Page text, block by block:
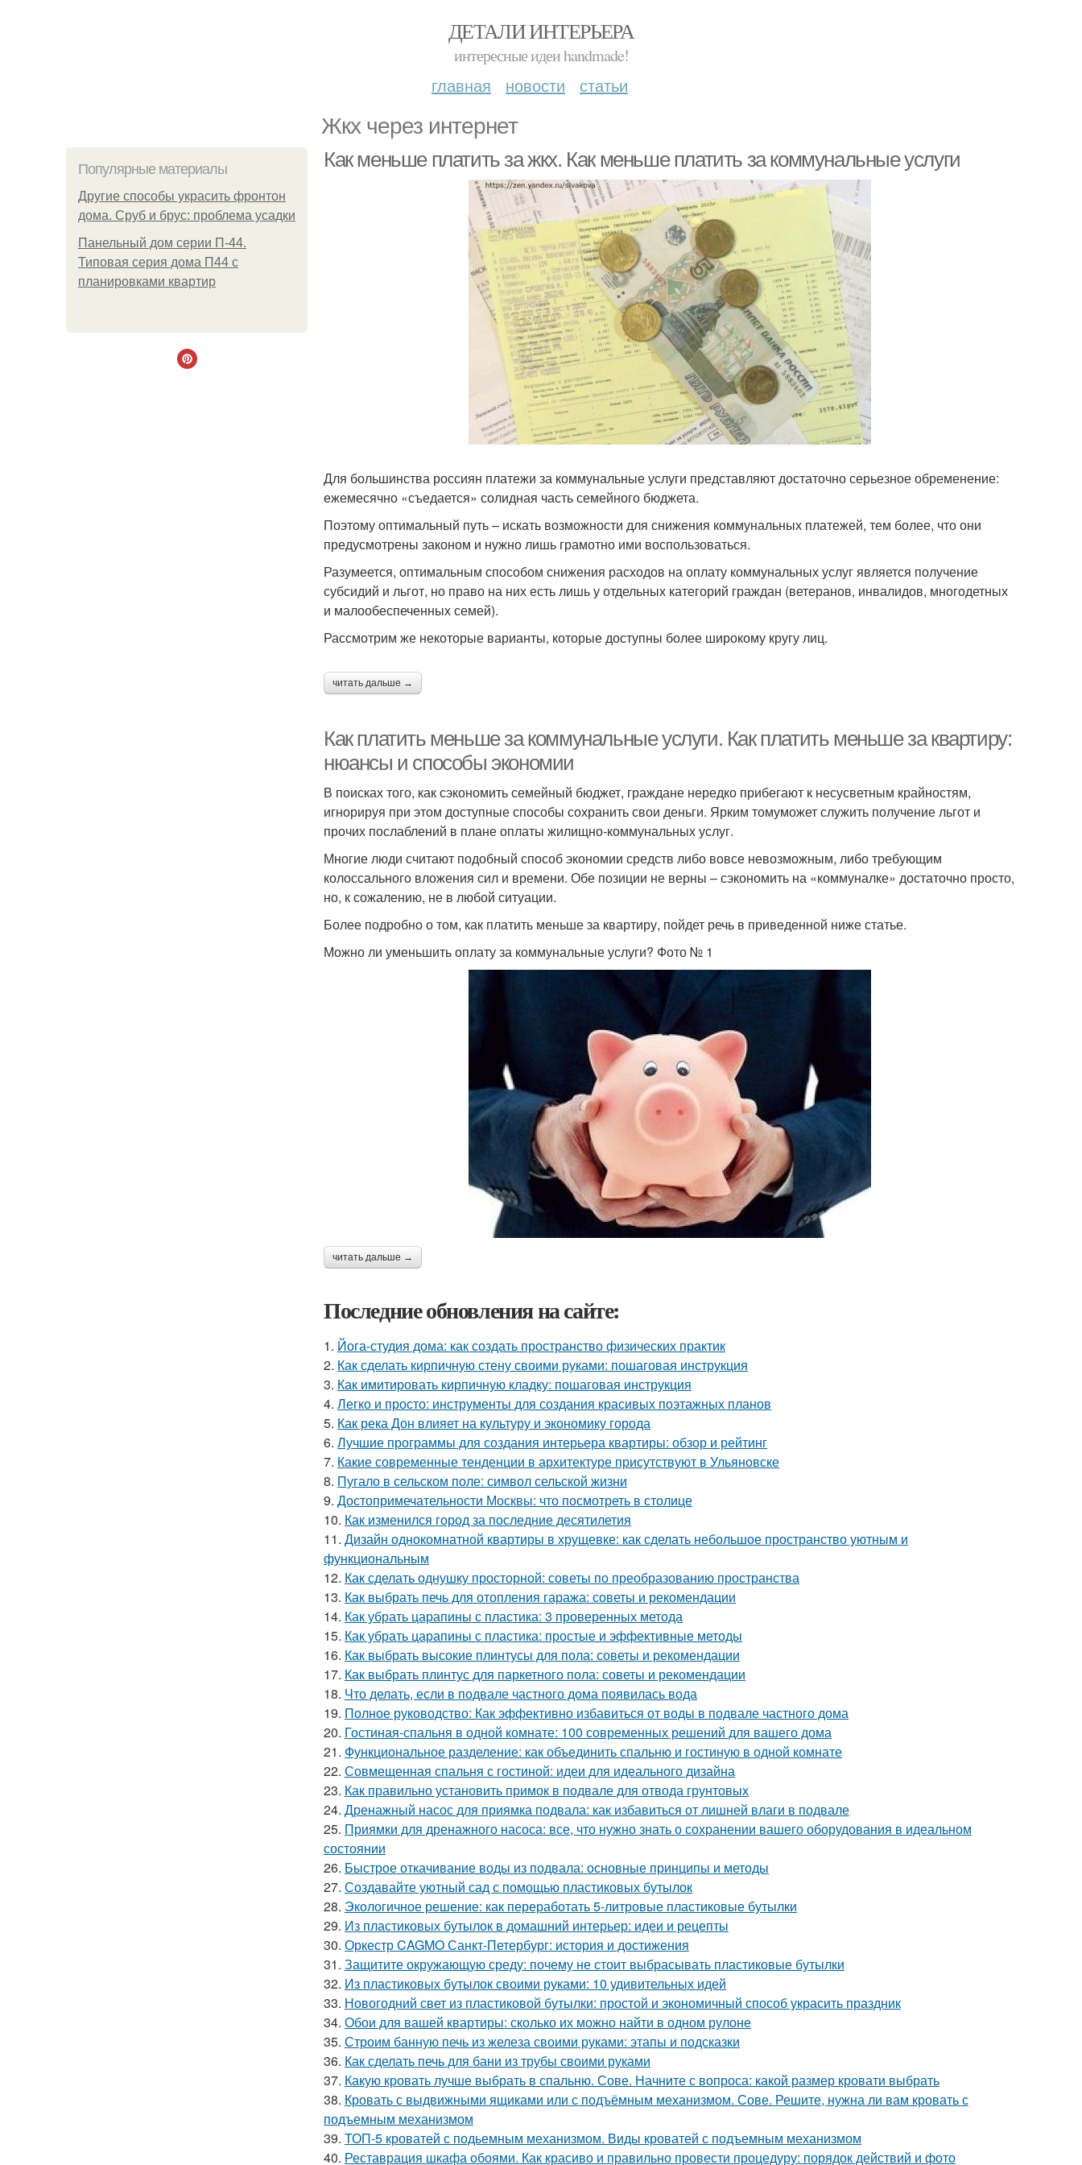
ДЕТАЛИ ИНТЕРЬЕРА
интересные идеи handmade!
главная новости статьи
Жкх через интернет
Популярные материалы
Другие способы украсить фронтон
дома. Сруб и брус: проблема усадки
Панельный дом серии П-44.
Типовая серия дома П44 с
планировками квартир
Как меньше платить за жкх. Как меньше платить за коммунальные услуги
Для большинства россиян платежи за коммунальные услуги представляют достаточно серьезное обременение:
ежемесячно «съедается» солидная часть семейного бюджета.
Поэтому оптимальный путь – искать возможности для снижения коммунальных платежей, тем более, что они
предусмотрены законом и нужно лишь грамотно ими воспользоваться.
Разумеется, оптимальным способом снижения расходов на оплату коммунальных услуг является получение
субсидий и льгот, но право на них есть лишь у отдельных категорий граждан (ветеранов, инвалидов, многодетных
и малообеспеченных семей).
Рассмотрим же некоторые варианты, которые доступны более широкому кругу лиц.
читать дальше →
Как платить меньше за коммунальные услуги. Как платить меньше за квартиру:
нюансы и способы экономии
В поисках того, как сэкономить семейный бюджет, граждане нередко прибегают к несусветным крайностям,
игнорируя при этом доступные способы сохранить свои деньги. Ярким томуможет служить получение льгот и
прочих послаблений в плане оплаты жилищно-коммунальных услуг.
Многие люди считают подобный способ экономии средств либо вовсе невозможным, либо требующим
колоссального вложения сил и времени. Обе позиции не верны – сэкономить на «коммуналке» достаточно просто,
но, к сожалению, не в любой ситуации.
Более подробно о том, как платить меньше за квартиру, пойдет речь в приведенной ниже статье.
Можно ли уменьшить оплату за коммунальные услуги? Фото № 1
читать дальше →
Последние обновления на сайте:
1. Йога-студия дома: как создать пространство физических практик
2. Как сделать кирпичную стену своими руками: пошаговая инструкция
3. Как имитировать кирпичную кладку: пошаговая инструкция
4. Легко и просто: инструменты для создания красивых поэтажных планов
5. Как река Дон влияет на культуру и экономику города
6. Лучшие программы для создания интерьера квартиры: обзор и рейтинг
7. Какие современные тенденции в архитектуре присутствуют в Ульяновске
8. Пугало в сельском поле: символ сельской жизни
9. Достопримечательности Москвы: что посмотреть в столице
10. Как изменился город за последние десятилетия
11. Дизайн однокомнатной квартиры в хрущевке: как сделать небольшое пространство уютным и
функциональным
12. Как сделать однушку просторной: советы по преобразованию пространства
13. Как выбрать печь для отопления гаража: советы и рекомендации
14. Как убрать царапины с пластика: 3 проверенных метода
15. Как убрать царапины с пластика: простые и эффективные методы
16. Как выбрать высокие плинтусы для пола: советы и рекомендации
17. Как выбрать плинтус для паркетного пола: советы и рекомендации
18. Что делать, если в подвале частного дома появилась вода
19. Полное руководство: Как эффективно избавиться от воды в подвале частного дома
20. Гостиная-спальня в одной комнате: 100 современных решений для вашего дома
21. Функциональное разделение: как объединить спальню и гостиную в одной комнате
22. Совмещенная спальня с гостиной: идеи для идеального дизайна
23. Как правильно установить примок в подвале для отвода грунтовых
24. Дренажный насос для приямка подвала: как избавиться от лишней влаги в подвале
25. Приямки для дренажного насоса: все, что нужно знать о сохранении вашего оборудования в идеальном
состоянии
26. Быстрое откачивание воды из подвала: основные принципы и методы
27. Создавайте уютный сад с помощью пластиковых бутылок
28. Экологичное решение: как переработать 5-литровые пластиковые бутылки
29. Из пластиковых бутылок в домашний интерьер: идеи и рецепты
30. Оркестр CAGMO Санкт-Петербург: история и достижения
31. Защитите окружающую среду: почему не стоит выбрасывать пластиковые бутылки
32. Из пластиковых бутылок своими руками: 10 удивительных идей
33. Новогодний свет из пластиковой бутылки: простой и экономичный способ украсить праздник
34. Обои для вашей квартиры: сколько их можно найти в одном рулоне
35. Строим банную печь из железа своими руками: этапы и подсказки
36. Как сделать печь для бани из трубы своими руками
37. Какую кровать лучше выбрать в спальню. Сове. Начните с вопроса: какой размер кровати выбрать
38. Кровать с выдвижными ящиками или с подъёмным механизмом. Сове. Решите, нужна ли вам кровать с
подъемным механизмом
39. ТОП-5 кроватей с подьемным механизмом. Виды кроватей с подъемным механизмом
40. Реставрация шкафа обоями. Как красиво и правильно провести процедуру: порядок действий и фото